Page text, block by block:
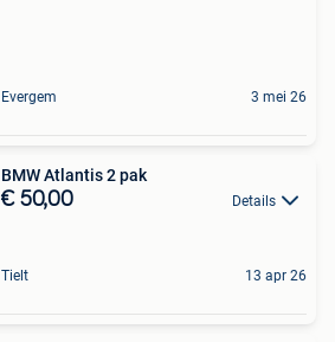
Evergem 3 mei 26
BMW Atlantis 2 pak
€ 50,00 Details
Tielt 13 apr 26